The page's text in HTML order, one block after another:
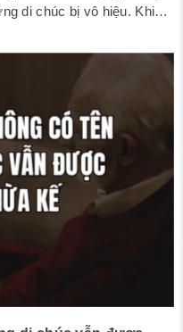
di chúc bị vô hiệu. Khi
thừa kế theo...